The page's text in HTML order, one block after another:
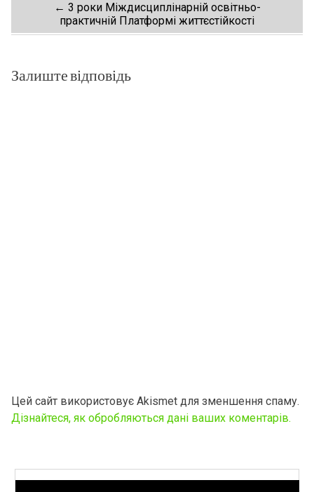
navigation
← 3 роки Міждисциплінарній освітньо-
практичній Платформі життєстійкості
Залиште відповідь
Цей сайт використовує Akismet для зменшення спаму.
Дізнайтеся, як обробляються дані ваших коментарів.